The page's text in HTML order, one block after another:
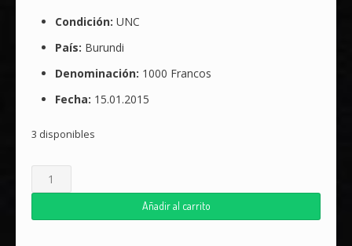
Condición: UNC
País: Burundi
Denominación: 1000 Francos
Fecha: 15.01.2015
3 disponibles
Burundi
cantidad
Añadir al carrito